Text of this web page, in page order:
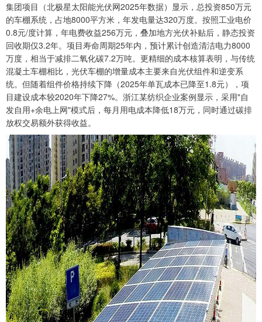
集团项目（北极星太阳能光伏网2025年数据）显示，总投资850万元
的车棚系统，占地8000平方米，年发电量达320万度。按照工业电价
0.8元/度计算，年电费收益256万元，叠加地方光伏补贴后，静态投资
回收期仅3.2年。项目寿命周期25年内，预计累计创造清洁电力8000
万度，相当于减排二氧化碳7.2万吨。更精细的成本核算表明，与传统
混凝土车棚相比，光伏车棚的增量成本主要来自光伏组件和逆变系
统。但随着组件价格持续下降（2025年单瓦成本已降至1.8元），项
目建设成本较2020年下降27%。浙江某纺织企业案例显示，采用"自
发自用+余电上网"模式后，每月用电成本降低18万元，同时通过碳排
放权交易额外获得收益。